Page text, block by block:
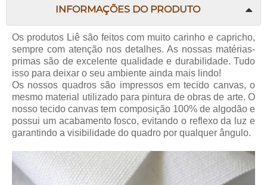
INFORMAÇÕES DO PRODUTO
Os produtos Liê são feitos com muito carinho e capricho,
sempre com atenção nos detalhes. As nossas matérias-
primas são de excelente qualidade e durabilidade. Tudo
isso para deixar o seu ambiente ainda mais lindo!
Os nossos quadros são impressos em tecido canvas, o
mesmo material utilizado para pintura de obras de arte. O
nosso tecido canvas tem composição 100% de algodão e
possui um acabamento fosco, evitando o reflexo da luz e
garantindo a visibilidade do quadro por qualquer ângulo.